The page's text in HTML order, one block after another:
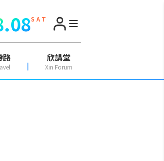
S A T
路 欣講堂
Xin Forum